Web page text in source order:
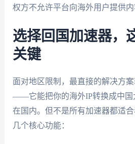
权方不允许平台向海外用户提供内
选择回国加速器，
关键
面对地区限制，最直接的解决方
——它能把你的海外IP转换成中国
在国内。但不是所有加速器都适
几个核心功能：